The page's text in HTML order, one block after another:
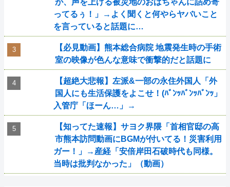
が、声を上げる被災地のおばちゃんに詰め寄
ってるぅ！」→よく聞くと何やらヤバいこと
を言っていると話題に…
【必見動画】熊本総合病院 地震発生時の手術
室の映像が色んな意味で衝撃的だと話題に
【超絶大悲報】左派&一部の永住外国人「外
国人にも生活保護をよこせ！(ﾊﾞﾝｯﾊﾞﾝｯﾊﾞﾝｯ」
入管庁「ほーん…」→
【知ってた速報】サヨク界隈「首相官邸の高
市熊本訪問動画にBGMが付いてる！災害利用
ガー！」→産経「安倍岸田石破時代も同様。
当時は批判なかった」（動画）